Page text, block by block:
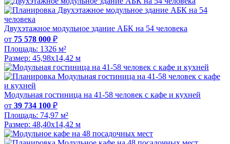
Двухэтажное модульное здание АБК на 54 человека
от 75 578 000 ₽
Площадь: 1326 м²
Размер: 45,98х14,42 м
Модульная гостиница на 41-58 человек с кафе и кухней
от 39 734 100 ₽
Площадь: 74,97 м²
Размер: 48,40x14,42 м